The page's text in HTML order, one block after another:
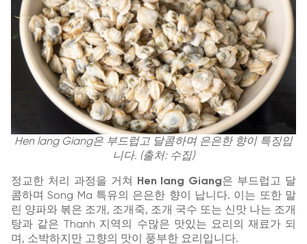
Hen lang Giang은 부드럽고 달콤하며 은은한 향이 특징입
니다. (출처: 수집)
정교한 처리 과정을 거쳐 Hen lang Giang은 부드럽고 달
콤하며 Song Ma 특유의 은은한 향이 납니다. 이는 또한 말
린 양파와 볶은 조개, 조개죽, 조개 국수 또는 신맛 나는 조개
탕과 같은 Thanh 지역의 수많은 맛있는 요리의 재료가 되
며, 소박하지만 고향의 맛이 풍부한 요리입니다.